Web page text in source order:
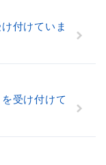
付けていま
受け付けて